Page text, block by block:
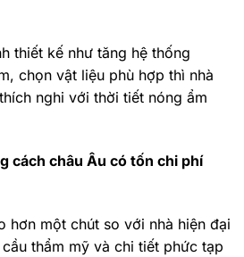
thiết kế như tăng hệ thống
chọn vật liệu phù hợp thì nhà
nghi với thời tiết nóng ẩm
cách châu Âu có tốn chi phí
hơn một chút so với nhà hiện đại
thẩm mỹ và chi tiết phức tạp